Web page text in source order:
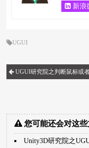
新浪
UGUI
UGUI研究院之判断鼠标或
您可能还会对这些
Unity3D研究院之